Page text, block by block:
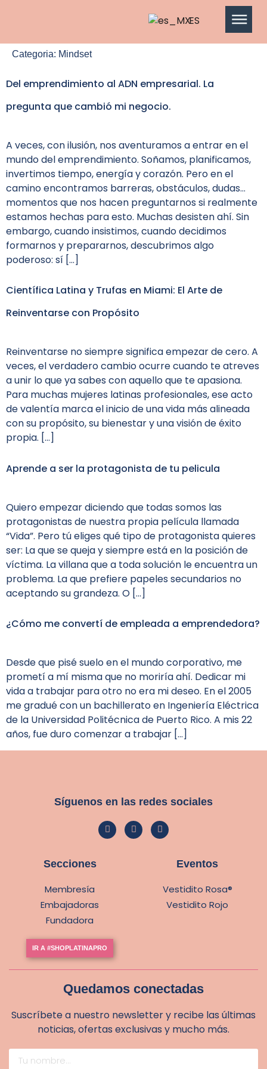
ES
Categoria: Mindset
Del emprendimiento al ADN empresarial. La
pregunta que cambió mi negocio.
A veces, con ilusión, nos aventuramos a entrar en el
mundo del emprendimiento. Soñamos, planificamos,
invertimos tiempo, energía y corazón. Pero en el
camino encontramos barreras, obstáculos, dudas…
momentos que nos hacen preguntarnos si realmente
estamos hechas para esto. Muchas desisten ahí. Sin
embargo, cuando insistimos, cuando decidimos
formarnos y prepararnos, descubrimos algo
poderoso: sí […]
Científica Latina y Trufas en Miami: El Arte de
Reinventarse con Propósito
Reinventarse no siempre significa empezar de cero. A
veces, el verdadero cambio ocurre cuando te atreves
a unir lo que ya sabes con aquello que te apasiona.
Para muchas mujeres latinas profesionales, ese acto
de valentía marca el inicio de una vida más alineada
con su propósito, su bienestar y una visión de éxito
propia. […]
Aprende a ser la protagonista de tu pelicula
Quiero empezar diciendo que todas somos las
protagonistas de nuestra propia película llamada
“Vida”. Pero tú eliges qué tipo de protagonista quieres
ser: La que se queja y siempre está en la posición de
víctima. La villana que a toda solución le encuentra un
problema. La que prefiere papeles secundarios no
aceptando su grandeza. O […]
¿Cómo me convertí de empleada a emprendedora?
Desde que pisé suelo en el mundo corporativo, me
prometí a mí misma que no moriría ahí. Dedicar mi
vida a trabajar para otro no era mi deseo. En el 2005
me gradué con un bachillerato en Ingeniería Eléctrica
de la Universidad Politécnica de Puerto Rico. A mis 22
años, fue duro comenzar a trabajar […]
Síguenos en las redes sociales
Secciones
Membresía
Embajadoras
Fundadora
IR A #SHOPLATINAPRO
Eventos
Vestidito Rosa®
Vestidito Rojo
Quedamos conectadas
Suscríbete a nuestro newsletter y recibe las últimas
noticias, ofertas exclusivas y mucho más.